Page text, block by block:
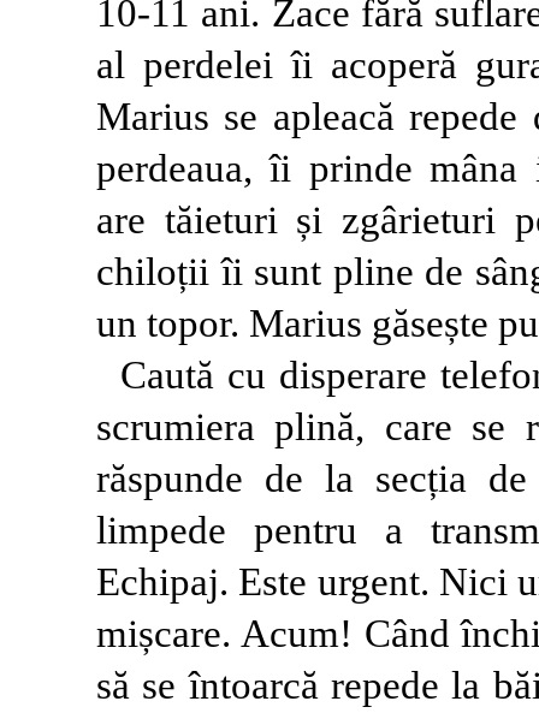
10-11 ani. Zace fără
al perdelei îi acoperă
Marius se apleacă
perdeaua, îi prinde
are tăieturi și zgârieturi
chiloții îi sunt pline de
un topor. Marius găsește
Caută cu disperare
scrumiera plină, care se
răspunde de la secția
limpede pentru a
Echipaj. Este urgent. Nici
mișcare. Acum! Când
să se întoarcă repede la